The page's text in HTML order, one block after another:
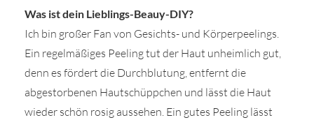
Was ist dein Lieblings-Beauy-DIY?
Ich bin großer Fan von Gesichts- und Körperpeelings.
Ein regelmäßiges Peeling tut der Haut unheimlich gut,
denn es fördert die Durchblutung, entfernt die
abgestorbenen Hautschüppchen und lässt die Haut
wieder schön rosig aussehen. Ein gutes Peeling lässt